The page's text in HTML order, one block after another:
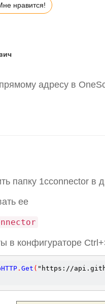
нравится!
адресу в
папку 1cconnector в
ее
в конфигураторе
. Get ( "https://